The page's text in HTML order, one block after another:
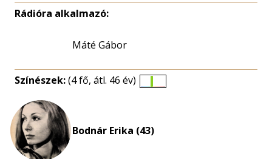
Rádióra alkalmazó:
Máté Gábor
Színészek:(4 fő, átl. 46 év)
Bodnár Erika (43)